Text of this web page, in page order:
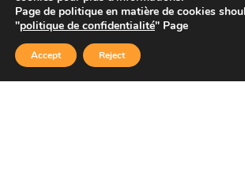
Copyright © 2026 Sidekick
Page de politique en matière de cookies
"politique de confidentialité" Page
Accept Reject